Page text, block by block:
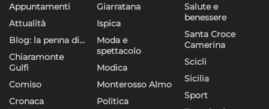
Appuntamenti
Attualità
Blog: la penna di…
Chiaramonte
Gulfi
Comiso
Cronaca
Giarratana
Ispica
Moda e
spettacolo
Modica
Monterosso Almo
Politica
Salute e
benessere
Santa Croce
Camerina
Scicli
Sicilia
Sport